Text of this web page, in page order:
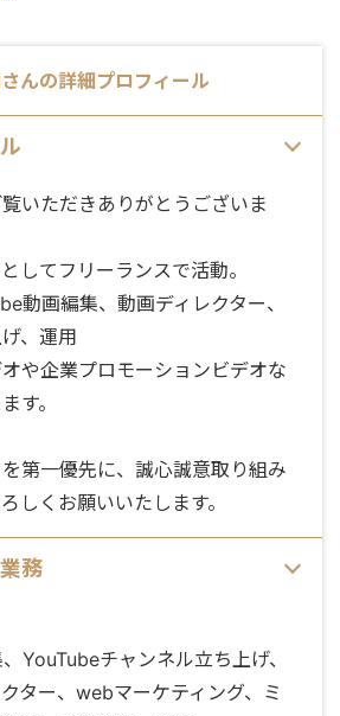
さんの詳細プロフィール
いただきありがとうございま
してフリーランスで活動。
動画編集、動画ディレクター、
、運用
や企業プロモーションビデオな
す。
第一優先に、誠心誠意取り組み
しくお願いいたします。
務
YouTubeチャンネル立ち上げ、
ター、webマーケティング、ミ